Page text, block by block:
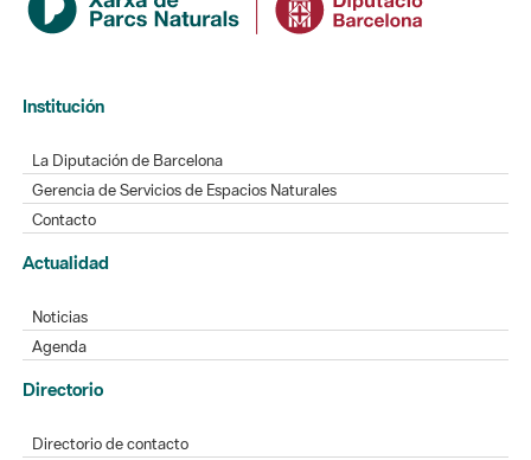
Institución
La Diputación de Barcelona
Gerencia de Servicios de Espacios Naturales
Contacto
Actualidad
Noticias
Agenda
Directorio
Directorio de contacto